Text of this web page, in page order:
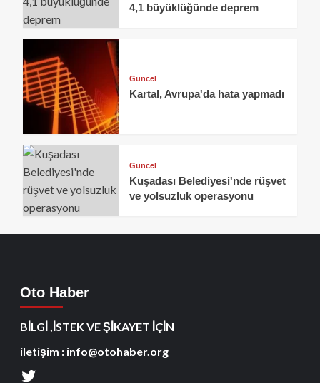
4,1 büyüklüğünde deprem
Güncel
Kartal, Avrupa'da hata yapmadı
Güncel
Kuşadası Belediyesi'nde rüşvet
ve yolsuzluk operasyonu
Oto Haber
BİLGİ ,İSTEK VE ŞİKAYET İÇİN
iletişim : info@otohaber.org